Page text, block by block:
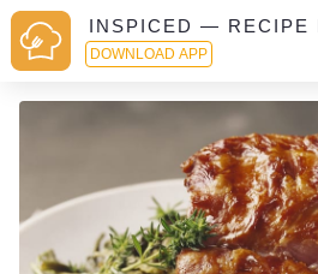
INSPICED — RECIPE
DOWNLOAD APP